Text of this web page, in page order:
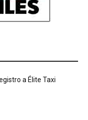
a Élite Taxi